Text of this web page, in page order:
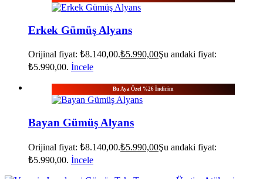
Erkek Gümüş Alyans
Orijinal fiyat: ₺8.140,00.₺5.990,00Şu andaki fiyat:
₺5.990,00. İncele
Bu Aya Özel %26 İndirim
Bayan Gümüş Alyans
Orijinal fiyat: ₺8.140,00.₺5.990,00Şu andaki fiyat:
₺5.990,00. İncele